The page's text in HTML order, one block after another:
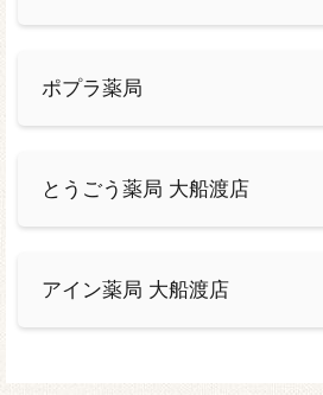
ポプラ薬局
とうごう薬局 大船渡店
アイン薬局 大船渡店